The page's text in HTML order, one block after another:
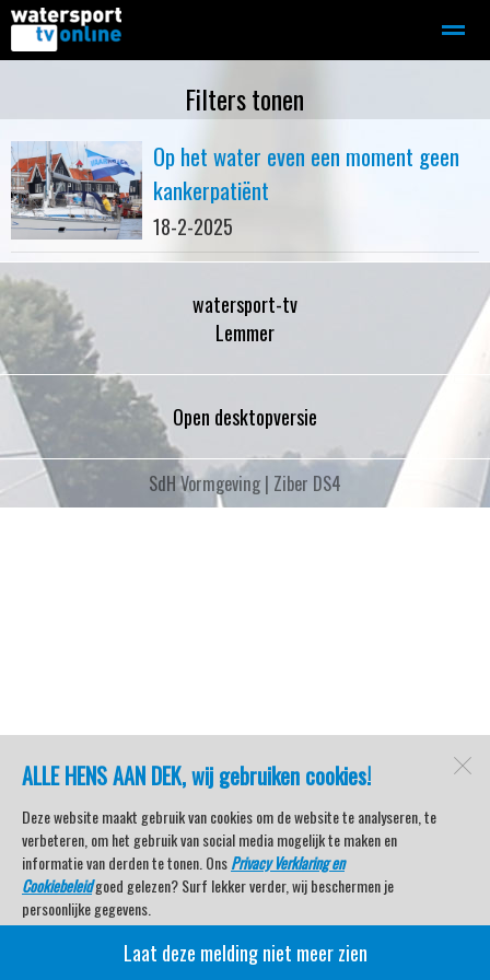
Motorboot-sloep Adverteren
Home
ALLE HENS AAN DEK, wij gebruiken cookies!
Deze website maakt gebruik van cookies om de website te analyseren, te
verbeteren, om het gebruik van social media mogelijk te maken en
informatie van derden te tonen. OnsPrivacy Verklaring en
Cookiebeleidgoed gelezen? Surf lekker verder, wij beschermen je
persoonlijke gegevens.
Veel kijkplezier met Watersport TV Beleving & Nieuws!
Laat deze melding niet meer zien
Filters tonen
Op het water even een moment geen
kankerpatiënt
18-2-2025
watersport-tv
Lemmer
Open desktopversie
SdH Vormgeving | Ziber DS4